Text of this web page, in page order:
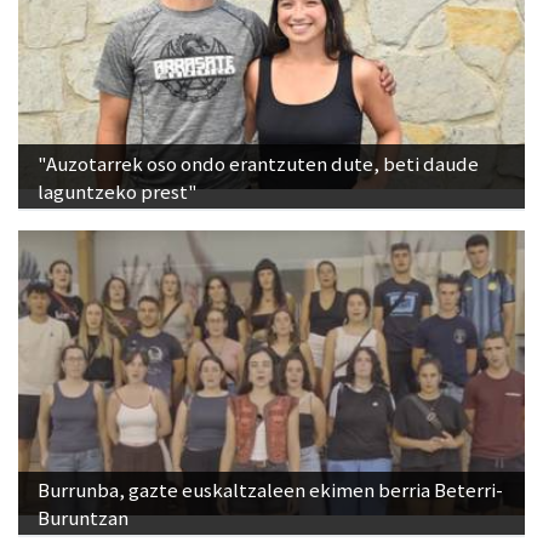
"Auzotarrek oso ondo erantzuten dute, beti daude
laguntzeko prest"
Burrunba, gazte euskaltzaleen ekimen berria Beterri-
Buruntzan